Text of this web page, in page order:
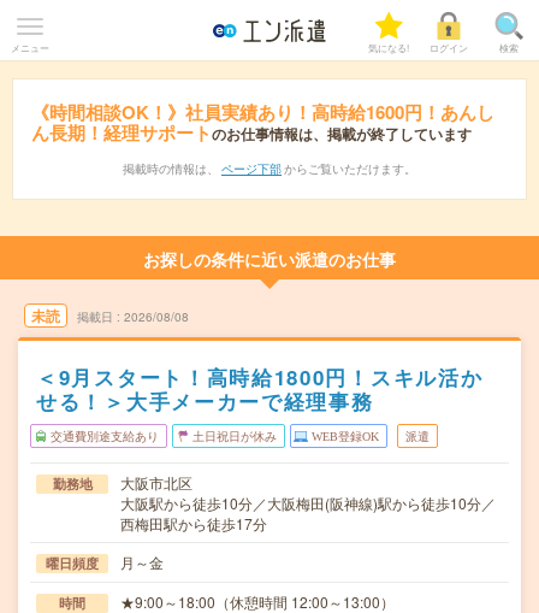
メニュー 気になる! ログイン 検索
《時間相談OK！》社員実績あり！高時給1600円！あんし
ん長期！経理サポートのお仕事情報は、掲載が終了しています
掲載時の情報は、 ページ下部 からご覧いただけます。
お探しの条件に近い派遣のお仕事
未読 掲載日 2026/08/08
＜9月スタート！高時給1800円！スキル活か
せる！＞大手メーカーで経理事務
交通費別途支給あり 土日祝日が休み WEB登録OK 派遣
勤務地
大阪市北区
大阪駅から徒歩10分／大阪梅田(阪神線)駅から徒歩10分／
西梅田駅から徒歩17分
曜日頻度 月～金
時間 ★9:00～18:00（休憩時間 12:00～13:00）